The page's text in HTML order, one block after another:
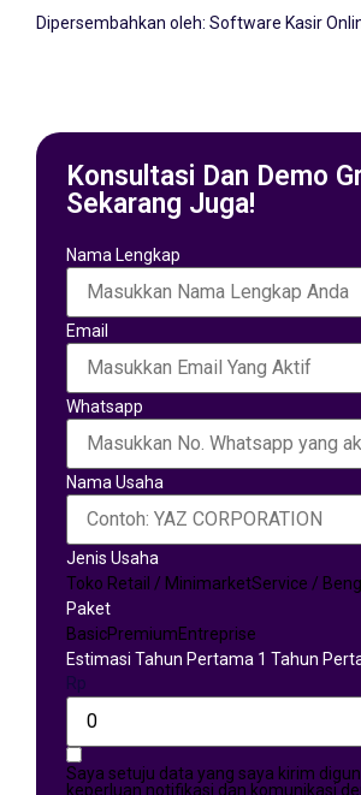
Dipersembahkan oleh: Software Kasir
Konsultasi Dan Demo
Sekarang Juga!
Nama Lengkap
Email
Whatsapp
Nama Usaha
Jenis Usaha
Toko Retail / MinimarketService /
Paket
BasicPremiumEntreprise
Estimasi Tahun Pertama 1 Tahun
Rp
Saya setuju data yang saya kirim
keperluan notifikasi dan komunikasi